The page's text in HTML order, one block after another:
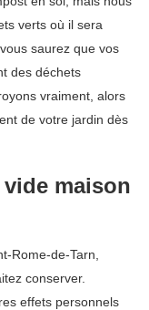
verts où il sera
saurez que vos
des déchets
vraiment, alors
de votre jardin dès
maison
Rome-de-Tarn,
conserver.
effets personnels